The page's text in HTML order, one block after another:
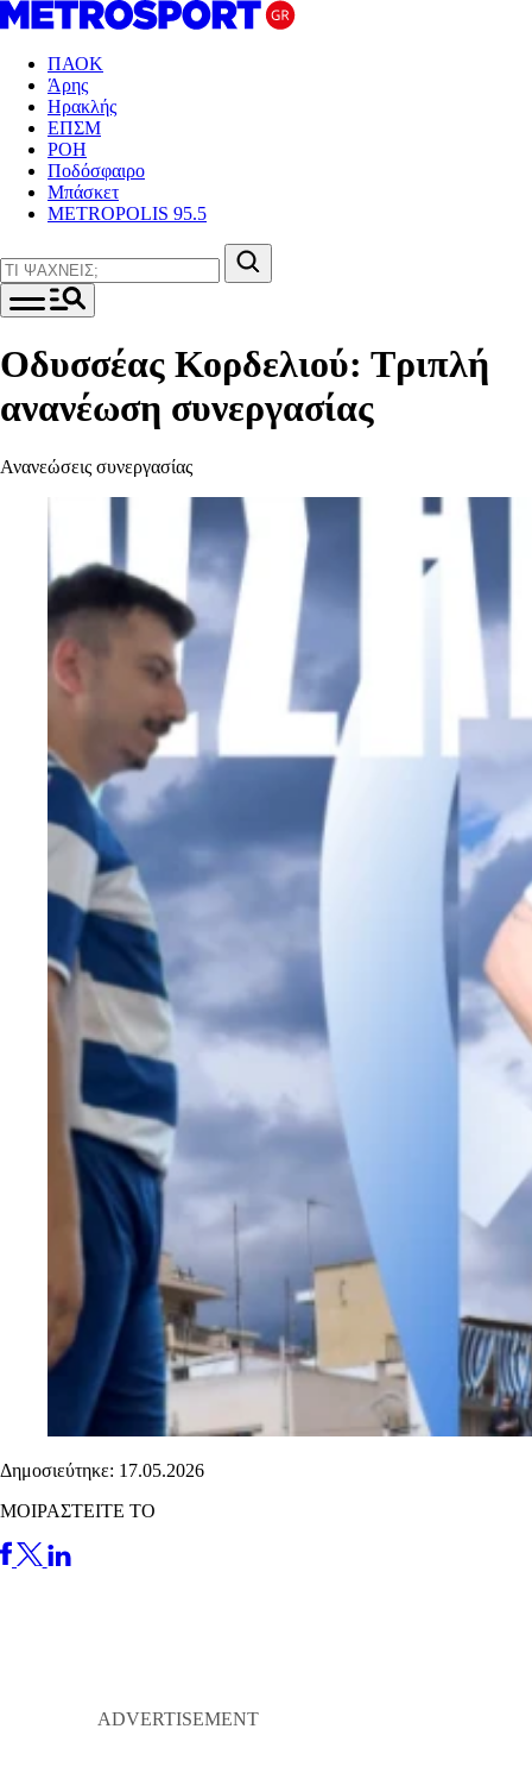
ΠΑΟΚ
Άρης
Ηρακλής
ΕΠΣΜ
ΡΟΗ
Ποδόσφαιρο
Μπάσκετ
METROPOLIS 95.5
Οδυσσέας Κορδελιού: Τριπλή
ανανέωση συνεργασίας
Ανανεώσεις συνεργασίας
Δημοσιεύτηκε: 17.05.2026
ΜΟΙΡΑΣΤΕΙΤΕ ΤΟ